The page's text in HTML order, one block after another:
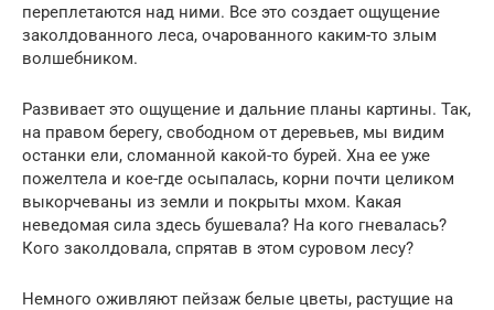
переплетаются над ними. Все это создает ощущение
заколдованного леса, очарованного каким-то злым
волшебником.
Развивает это ощущение и дальние планы картины. Так,
на правом берегу, свободном от деревьев, мы видим
останки ели, сломанной какой-то бурей. Хна ее уже
пожелтела и кое-где осыпалась, корни почти целиком
выкорчеваны из земли и покрыты мхом. Какая
неведомая сила здесь бушевала? На кого гневалась?
Кого заколдовала, спрятав в этом суровом лесу?
Немного оживляют пейзаж белые цветы, растущие на